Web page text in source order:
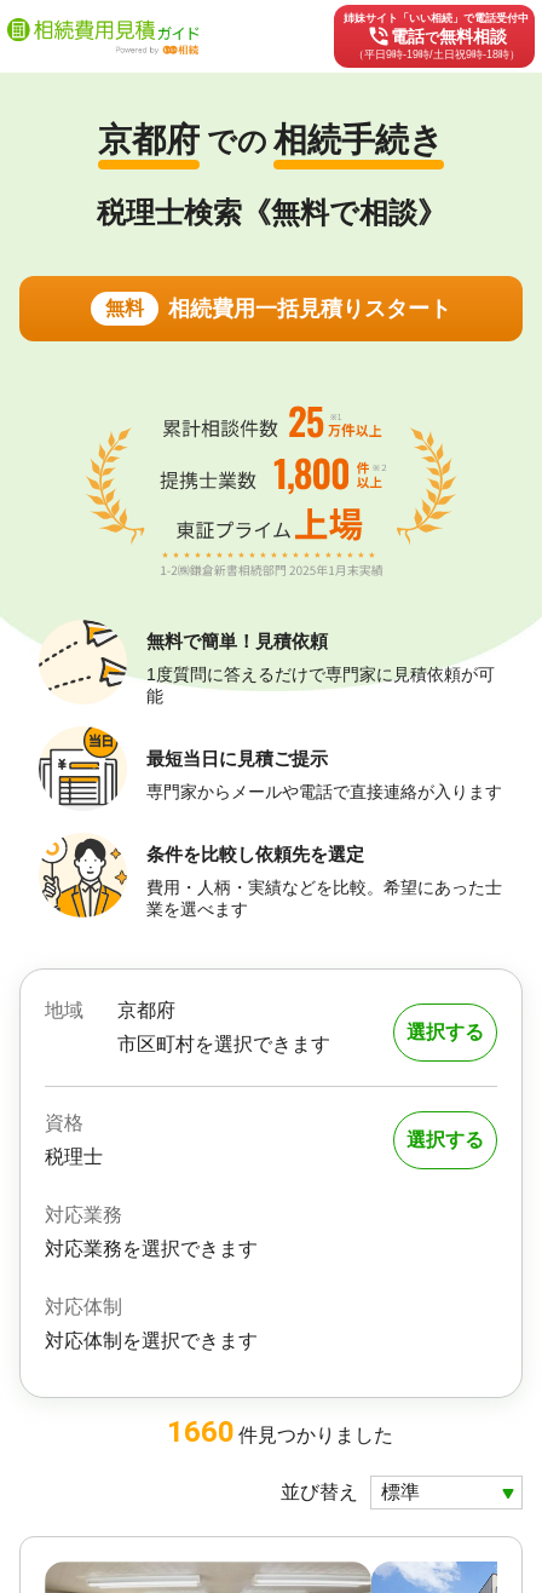
姉妹サイト「いい相続」で電話受付中
phone_in_talk電話で無料相談
（平日9時-19時/土日祝9時-18時）
京都府 での 相続手続き
税理士検索《無料で相談》
無料 相続費用一括見積りスタート
無料で簡単！ 見積依頼
1度質問に答えるだけで専門家に見積依頼が可
能
最短当日に 見積ご提示
専門家からメールや電話で直接連絡が入ります
条件を比較し依頼先を選定
費用・人柄・実績などを比較。希望にあった士
業を選べます
地域
京都府
市区町村を選択できます
選択する
資格
税理士
対応業務
対応業務を選択できます
対応体制
対応体制を選択できます
選択する
1660 件見つかりました
並び替え